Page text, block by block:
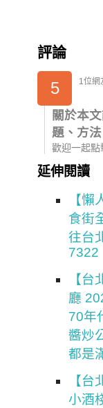
評論
5 1位網
關於本
題、方
歡迎一起點
延伸閱讀
【
食街
往台
7322
【
廳
70年
醬炒
都是
【
小酒